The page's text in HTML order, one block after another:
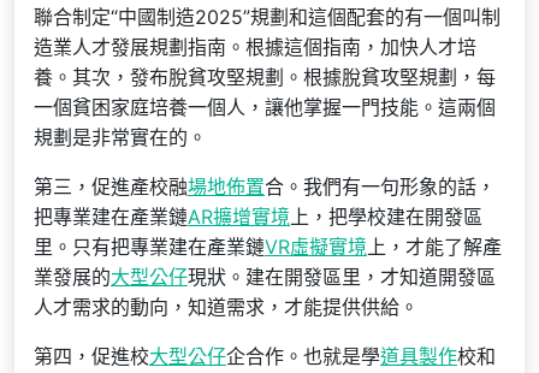
聯合制定“中國制造2025”規劃和這個配套的有一個叫制
造業人才發展規劃指南。根據這個指南，加快人才培
養。其次，發布脫貧攻堅規劃。根據脫貧攻堅規劃，每
一個貧困家庭培養一個人，讓他掌握一門技能。這兩個
規劃是非常實在的。
第三，促進產校融場地佈置合。我們有一句形象的話，
把專業建在產業鏈AR擴增實境上，把學校建在開發區
里。只有把專業建在產業鏈VR虛擬實境上，才能了解產
業發展的大型公仔現狀。建在開發區里，才知道開發區
人才需求的動向，知道需求，才能提供供給。
第四，促進校大型公仔企合作。也就是學道具製作校和